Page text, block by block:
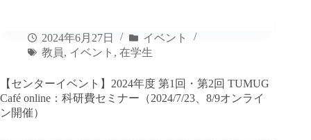
2024年6月27日
イベント
教員, イベント , 在学生
【センターイベント】2024年度 第1回・第2回 TUMUG
Café online：科研費セミナー（2024/7/23、8/9オンライ
ン開催）